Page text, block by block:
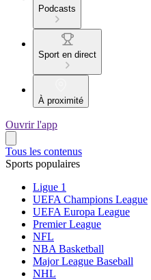
Podcasts
Sport en direct
À proximité
Ouvrir l'app
Tous les contenus
Sports populaires
Ligue 1
UEFA Champions League
UEFA Europa League
Premier League
NFL
NBA Basketball
Major League Baseball
NHL